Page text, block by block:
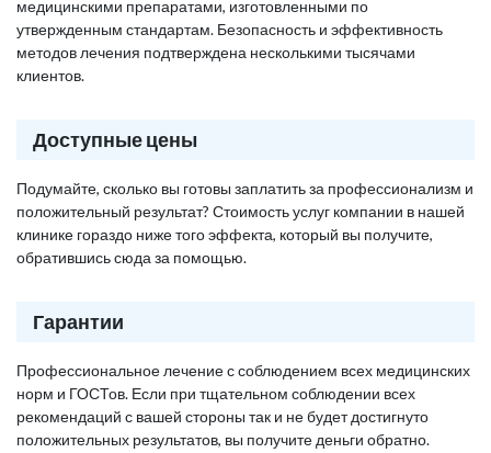
медицинскими препаратами, изготовленными по
утвержденным стандартам. Безопасность и эффективность
методов лечения подтверждена несколькими тысячами
клиентов.
Доступные цены
Подумайте, сколько вы готовы заплатить за профессионализм и
положительный результат? Стоимость услуг компании в нашей
клинике гораздо ниже того эффекта, который вы получите,
обратившись сюда за помощью.
Гарантии
Профессиональное лечение с соблюдением всех медицинских
норм и ГОСТов. Если при тщательном соблюдении всех
рекомендаций с вашей стороны так и не будет достигнуто
положительных результатов, вы получите деньги обратно.